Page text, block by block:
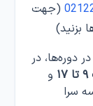
(جهت
بزنید)
دوره‌ها، در
و
سرا